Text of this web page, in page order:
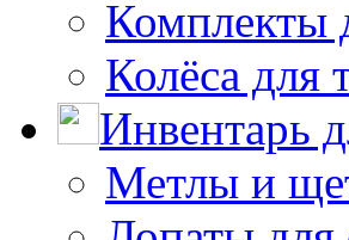
Комплекты
Колёса для
Инвентарь
Метлы и